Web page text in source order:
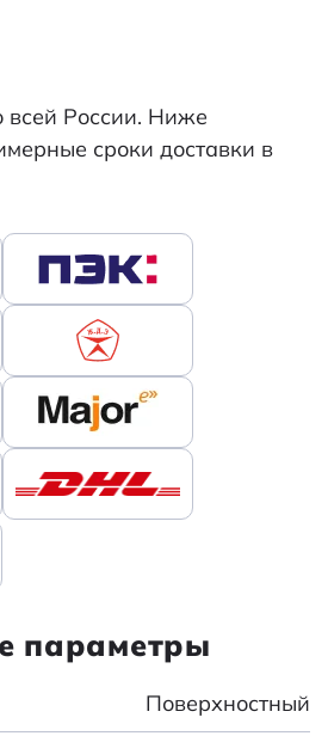
параметры
Поверхностный
всей России. Ниже
сроки доставки в